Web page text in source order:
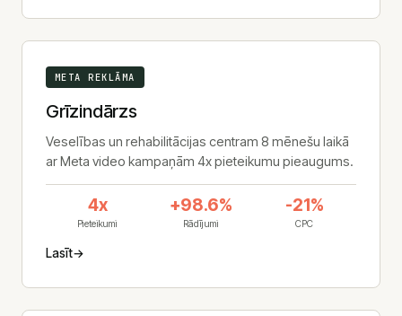
META REKLĀMA
Grīzindārzs
Veselības un rehabilitācijas centram 8 mēnešu laikā
ar Meta video kampaņām 4x pieteikumu pieaugums.
4x
Pieteikumi
+98.6%
Rādījumi
-21%
CPC
Lasīt→